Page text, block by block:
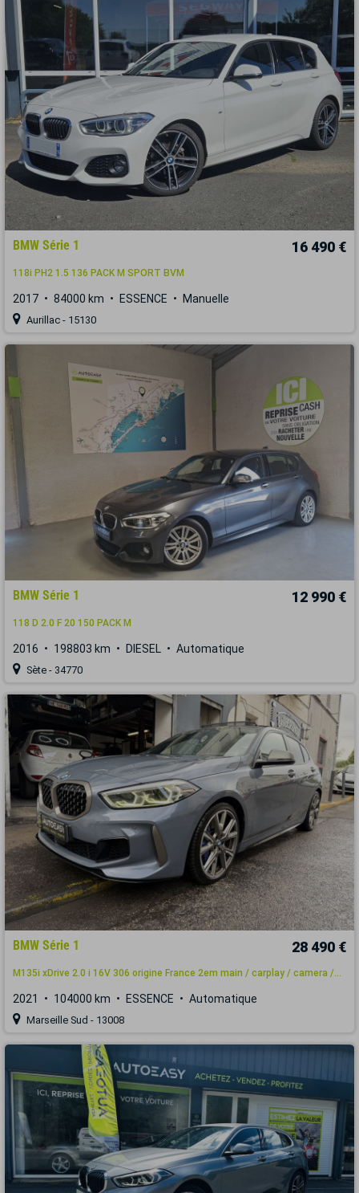
BMW Série 1 16 490 €
118i PH2 1.5 136 PACK M SPORT BVM
2017 84000 km ESSENCE Manuelle
Aurillac - 15130
BMW Série 1 12 990 €
118 D 2.0 F 20 150 PACK M
2016 198803 km DIESEL Automatique
Sète - 34770
BMW Série 1 28 490 €
M135i xDrive 2.0 i 16V 306 origine France 2em main / carplay / camera /...
2021 104000 km ESSENCE Automatique
Marseille Sud - 13008